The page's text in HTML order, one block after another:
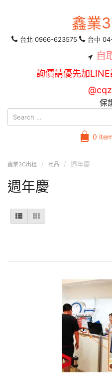
鑫業
台北 0966-623575 台中
自
詢價請優先加
保
0
鑫業3C出租 商品 週年慶
週年慶